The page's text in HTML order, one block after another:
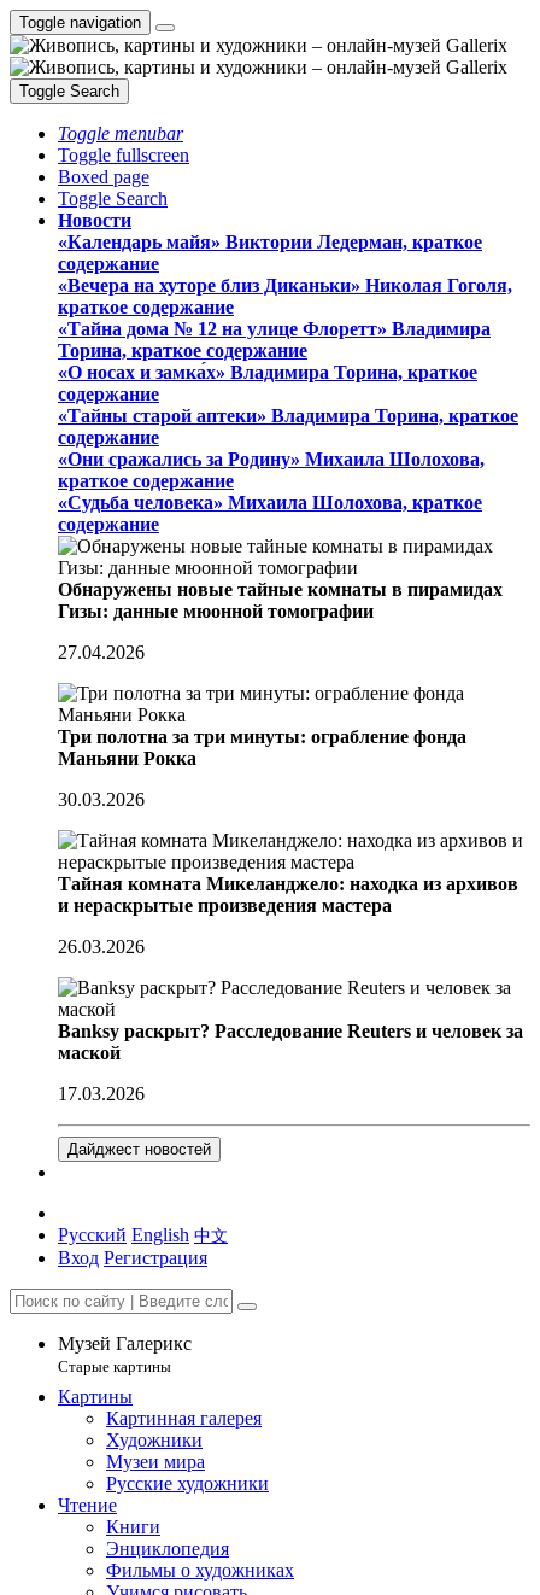
Toggle navigation
Toggle Search
Toggle menubar
Toggle fullscreen
Boxed page
Toggle Search
Новости
«Календарь майя» Виктории Ледерман, краткое
содержание
«Вечера на хуторе близ Диканьки» Николая Гоголя,
краткое содержание
«Тайна дома № 12 на улице Флоретт» Владимира
Торина, краткое содержание
«О носах и замка́х» Владимира Торина, краткое
содержание
«Тайны старой аптеки» Владимира Торина, краткое
содержание
«Они сражались за Родину» Михаила Шолохова,
краткое содержание
«Судьба человека» Михаила Шолохова, краткое
содержание
Обнаружены новые тайные комнаты в пирамидах
Гизы: данные мюонной томографии
27.04.2026
Три полотна за три минуты: ограбление фонда
Маньяни Рокка
30.03.2026
Тайная комната Микеланджело: находка из архивов
и нераскрытые произведения мастера
26.03.2026
Banksy раскрыт? Расследование Reuters и человек за
маской
17.03.2026
Дайджест новостей
Русский English 中文
Вход Регистрация
Музей Галерикс
Старые картины
Картины
Картинная галерея
Художники
Музеи мира
Русские художники
Чтение
Книги
Энциклопедия
Фильмы о художниках